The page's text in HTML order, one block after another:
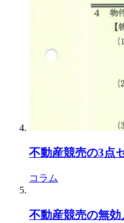
不動産競売の3点
コラム
不動産競売の無